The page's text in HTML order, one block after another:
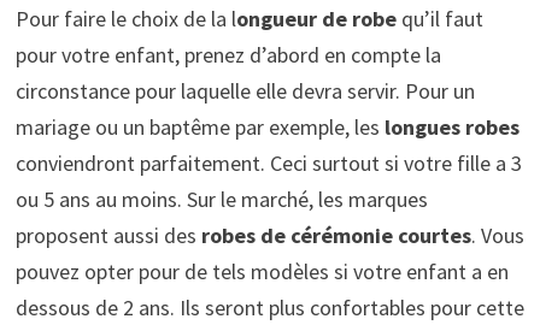
Pour faire le choix de la longueur de robequ’il faut
pour votre enfant, prenez d’abord en compte la
circonstance pour laquelle elle devra servir. Pour un
mariage ou un baptême par exemple, les longues robes
conviendront parfaitement. Ceci surtout si votre fille a 3
ou 5 ans au moins. Sur le marché, les marques
proposent aussi des robes de cérémonie courtes. Vous
pouvez opter pour de tels modèles si votre enfant a en
dessous de 2 ans. Ils seront plus confortables pour cette